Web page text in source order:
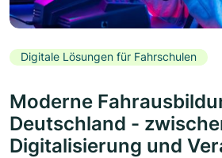
Digitale Lösungen für Fahrschulen
Moderne
Deutschland -
Digitalisierung und